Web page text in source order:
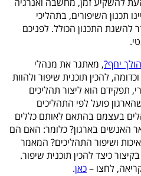
תכנון השיפורים, בתהליכי
להשגת התכנון הכולל. לפניכם
יחף?, מאתגר את מנהלי
להכין תוכנית שיפור ולהוות
תפקידם הוא ליצור תהליכים
פועל לפי התהליכים
בעצמם בהתאם לאותם כללים
האנשים בארגון? כלומר: האם הם
ושיפור התהליכים? המאמר
כיצד להכין תוכנית שיפור.
לחצו –כאן.